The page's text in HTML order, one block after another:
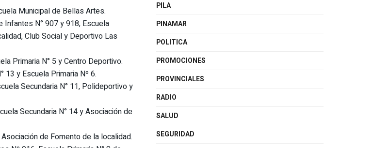
Municipal de Bellas Artes.
Infantes N° 907 y 918, Escuela
Club Social y Deportivo Las
Primaria N° 5 y Centro Deportivo.
13 y Escuela Primaria Nº 6.
Secundaria N° 11, Polideportivo y
Secundaria N° 14 y Asociación de
de Fomento de la localidad.
PILA
PINAMAR
POLITICA
PROMOCIONES
PROVINCIALES
RADIO
SALUD
SEGURIDAD